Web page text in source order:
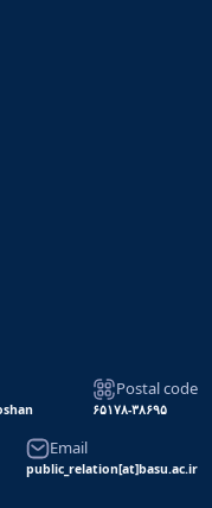
Postal code
۶۵۱۷۸-۳۸۶۹۵
Email
public_relation[at]basu.ac.ir